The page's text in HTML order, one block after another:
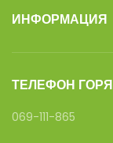
ИНФОРМАЦИЯ
ТЕЛЕФОН
069-111-865